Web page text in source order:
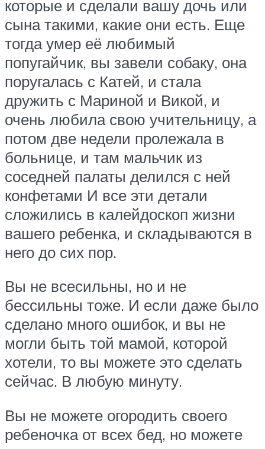
которые и сделали вашу дочь или
сына такими, какие они есть. Еще
тогда умер её любимый
попугайчик, вы завели собаку, она
поругалась с Катей, и стала
дружить с Мариной и Викой, и
очень любила свою учительницу, а
потом две недели пролежала в
больнице, и там мальчик из
соседней палаты делился с ней
конфетами И все эти детали
сложились в калейдоскоп жизни
вашего ребенка, и складываются в
него до сих пор.
Вы не всесильны, но и не
бессильны тоже. И если даже было
сделано много ошибок, и вы не
могли быть той мамой, которой
хотели, то вы можете это сделать
сейчас. В любую минуту.
Вы не можете огородить своего
ребеночка от всех бед, но можете